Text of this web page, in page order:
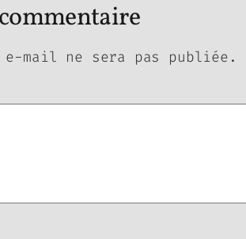
e-mail ne sera pas publiée.